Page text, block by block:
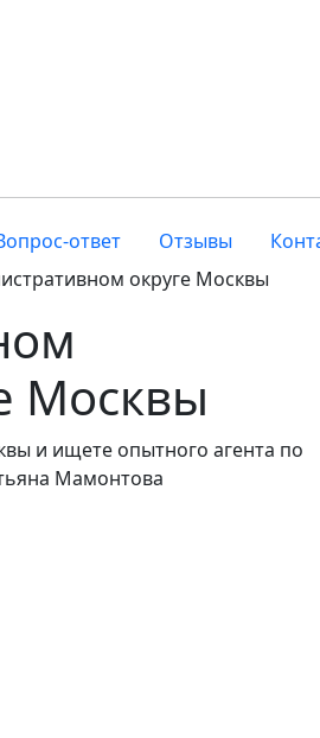
ответ Отзывы
округе Москвы
Москвы
и ищете опытного агента по
Мамонтова